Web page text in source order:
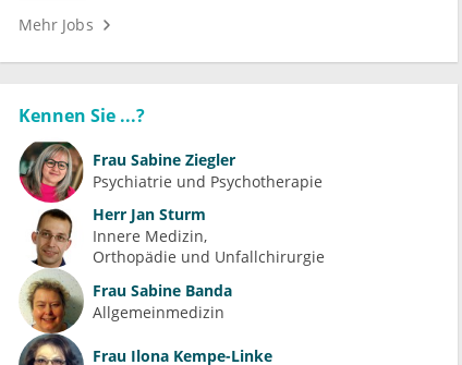
Mehr Jobs
Kennen Sie ...?
Frau Sabine Ziegler
Psychiatrie und Psychotherapie
Herr Jan Sturm
Innere Medizin
Orthopädie und Unfallchirurgie
Frau Sabine Banda
Allgemeinmedizin
Frau Ilona Kempe-Linke